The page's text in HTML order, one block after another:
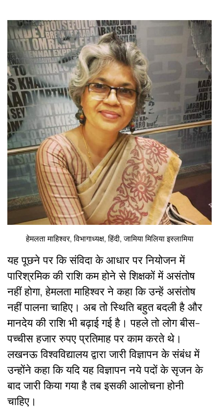
हेमलता माहिश्वर, विभागाध्यक्ष, हिंदी, जामिया मिलिया इस्लामिया
यह पूछने पर कि संविदा के आधार पर नियोजन में
पारिश्रमिक की राशि कम होने से शिक्षकों में असंतोष
नहीं होगा, हेमलता माहिश्वर ने कहा कि उन्हें असंतोष
नहीं पालना चाहिए। अब तो स्थिति बहुत बदली है और
मानदेय की राशि भी बढ़ाई गई है। पहले तो लोग बीस-
पच्चीस हजार रुपए प्रतिमाह पर काम करते थे।
लखनऊ विश्वविद्यालय द्वारा जारी विज्ञापन के संबंध में
उन्होंने कहा कि यदि यह विज्ञापन नये पदों के सृजन के
बाद जारी किया गया है तब इसकी आलोचना होनी
चाहिए।